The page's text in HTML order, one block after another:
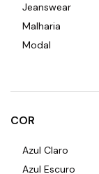
Jeanswear
Malharia
Modal
COR
Azul Claro
Azul Escuro